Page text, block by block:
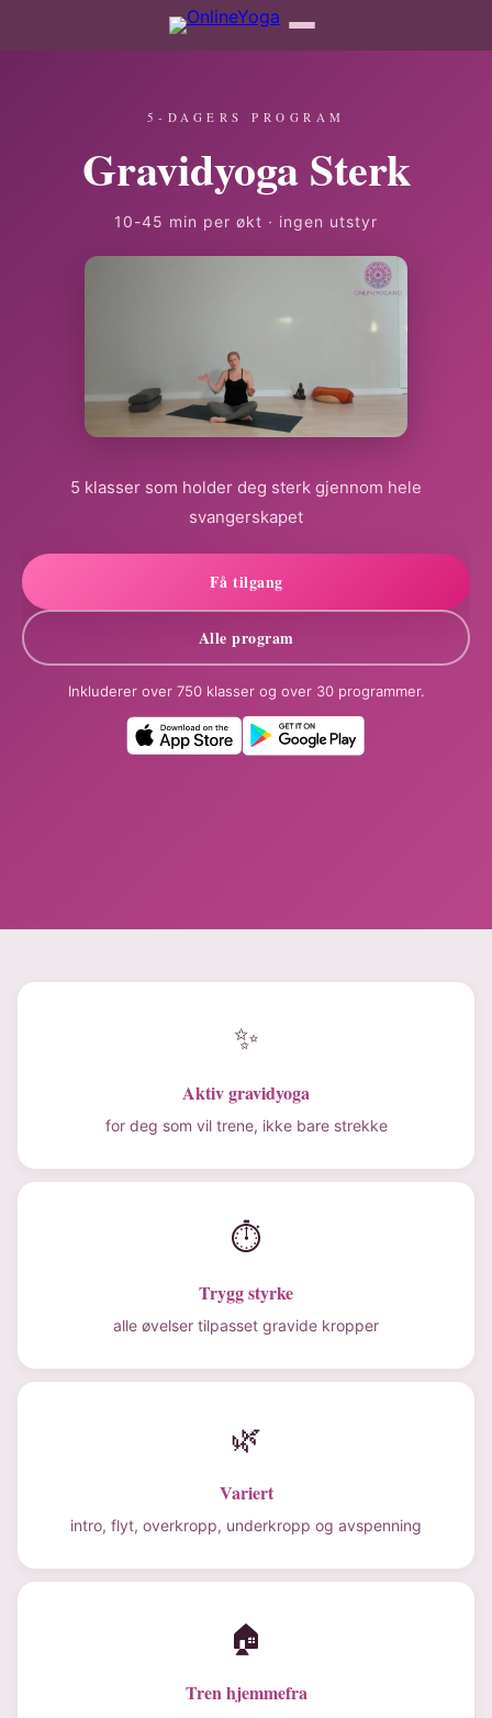
5-DAGERS PROGRAM
Gravidyoga Sterk
10-45 min per økt · ingen utstyr
5 klasser som holder deg sterk gjennom hele
svangerskapet
Få tilgang
Alle program
Inkluderer over 750 klasser og over 30 programmer.
✨
Aktiv gravidyoga
for deg som vil trene, ikke bare strekke
⏱
Trygg styrke
alle øvelser tilpasset gravide kropper
🌿
Variert
intro, flyt, overkropp, underkropp og avspenning
🏠
Tren hjemmefra